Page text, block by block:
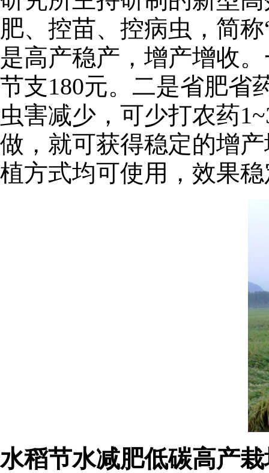
肥、控苗、控病虫，简
是高产稳产，增产增收
节支180元。二是省肥省
虫害减少，可少打农药
做，就可获得稳定的增
植方式均可使用，效果
水稻节水减肥低碳高产